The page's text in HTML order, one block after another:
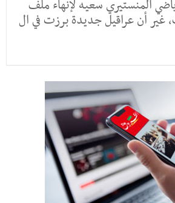
المنستيري سعيه لإنهاء ملف
غير أن عراقيل جديدة برزت في ال